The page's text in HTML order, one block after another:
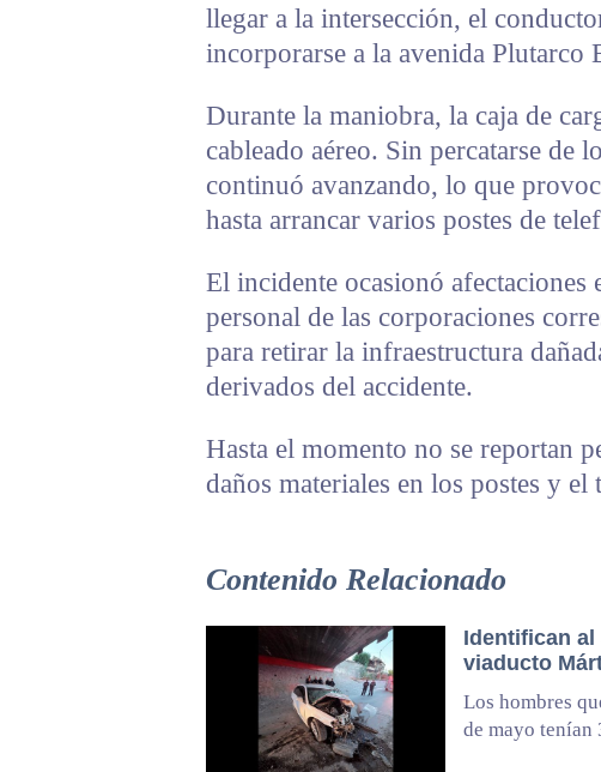
llegar a la intersección, el
incorporarse a la avenida Plutarco
Durante la maniobra, la caja de
cableado aéreo. Sin percatarse de
continuó avanzando, lo que
hasta arrancar varios postes de
El incidente ocasionó afectaciones
personal de las corporaciones
para retirar la infraestructura
derivados del accidente.
Hasta el momento no se reportan
daños materiales en los postes y el
Contenido Relacionado
Identifican
viaducto
Los hombres
de mayo tenían